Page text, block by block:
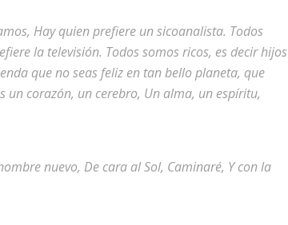
Hay quien prefiere un sicoanalista. Todos
la televisión. Todos somos ricos, es decir hijos
que no seas feliz en tan bello planeta, que
un corazón, un cerebro, Un alma, un espíritu,
nuevo, De cara al Sol, Caminaré, Y con la